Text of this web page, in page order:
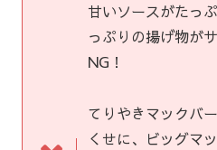
甘いソースがたっ
っぷりの揚げ物が
NG！
てりやきマックバ
くせに、ビッグマ